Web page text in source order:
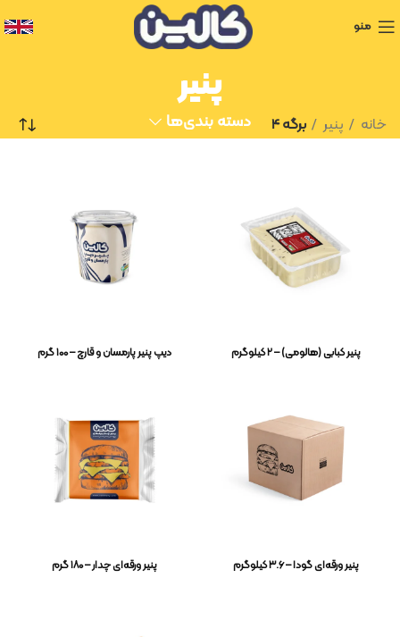
منو
پنیر
دسته بندی‌ها خانه پنیر برگه 4
پنیر کبابی (هالومی) – ۲ کیلوگرم دیپ پنیر پارمسان و قارچ – ۱۰۰ گرم
پنیر ورقه‌ای گودا – ۳.۶ کیلوگرم پنیر ورقه‌ای چدار – ۱۸۰ گرم